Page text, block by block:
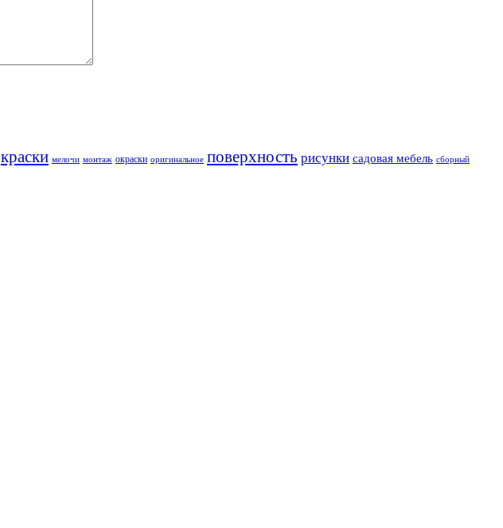
краски мелочи монтаж окраски оригинальное поверхность рисунки садовая мебель сборный